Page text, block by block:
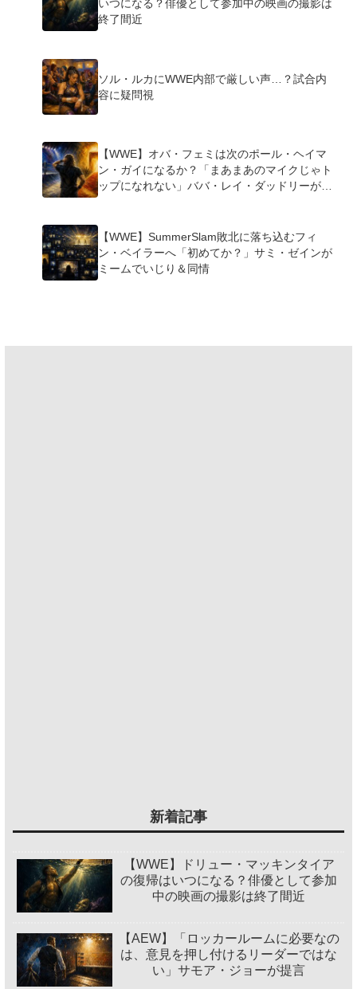
いつになる？俳優として参加中の映画の撮影は
終了間近
ソル・ルカにWWE内部で厳しい声…？試合内
容に疑問視
【WWE】オバ・フェミは次のポール・ヘイマ
ン・ガイになるか？「まあまあのマイクじゃト
ップになれない」ババ・レイ・ダッドリーが指
【WWE】SummerSlam敗北に落ち込むフィ
ン・ベイラーへ「初めてか？」サミ・ゼインが
ミームでいじり＆同情
新着記事
【WWE】ドリュー・マッキンタイア
の復帰はいつになる？俳優として参加
中の映画の撮影は終了間近
【AEW】「ロッカールームに必要なの
は、意見を押し付けるリーダーではな
い」サモア・ジョーが提言